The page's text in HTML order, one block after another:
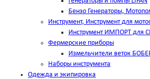
Бензо Генераторы,
Инструмент, Инструмент для
Инструмент ИМПОРТ для
Фермерские приборы
Измельчители веток
Наборы инструмента
Одежда и экипировка